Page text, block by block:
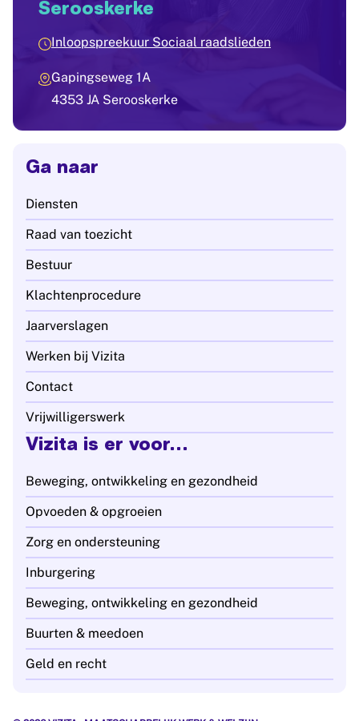
Serooskerke
Inloopspreekuur Sociaal raadslieden
Gapingseweg 1A
4353 JA Serooskerke
Ga naar
Diensten
Raad van toezicht
Bestuur
Klachtenprocedure
Jaarverslagen
Werken bij Vizita
Contact
Vrijwilligerswerk
Vizita is er voor...
Beweging, ontwikkeling en gezondheid
Opvoeden & opgroeien
Zorg en ondersteuning
Inburgering
Beweging, ontwikkeling en gezondheid
Buurten & meedoen
Geld en recht